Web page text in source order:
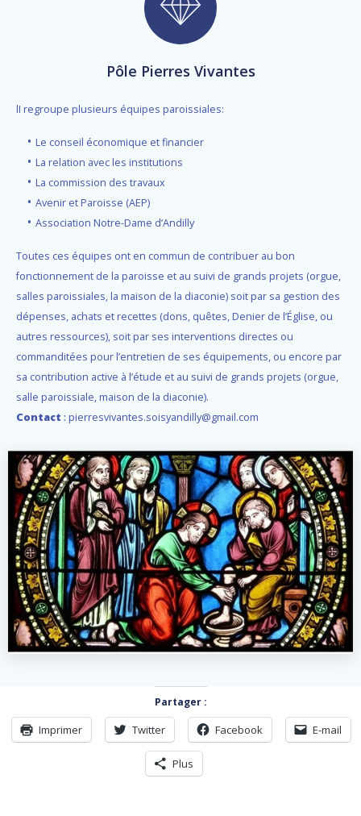
Pôle Pierres Vivantes
lI regroupe plusieurs équipes paroissiales:
Le conseil économique et financier
La relation avec les institutions
La commission des travaux
Avenir et Paroisse (AEP)
Association Notre-Dame d’Andilly
Toutes ces équipes ont en commun de contribuer au bon
fonctionnement de la paroisse et au suivi de grands projets (orgue,
salles paroissiales, la maison de la diaconie) soit par sa gestion des
dépenses, achats et recettes (dons, quêtes, Denier de l’Église, ou
autres ressources), soit par ses interventions directes ou
commanditées pour l’entretien de ses équipements, ou encore par
sa contribution active à l’étude et au suivi de grands projets (orgue,
salle paroissiale, maison de la diaconie).
Contact : pierresvivantes.soisyandilly@gmail.com
Partager :
Imprimer Twitter Facebook E-mail
Plus